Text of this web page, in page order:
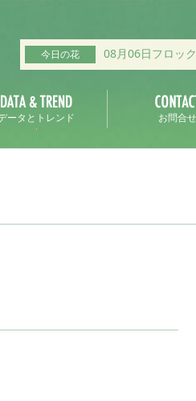
今日の花 08月06日フロッ
ータとトレンド お問合せ